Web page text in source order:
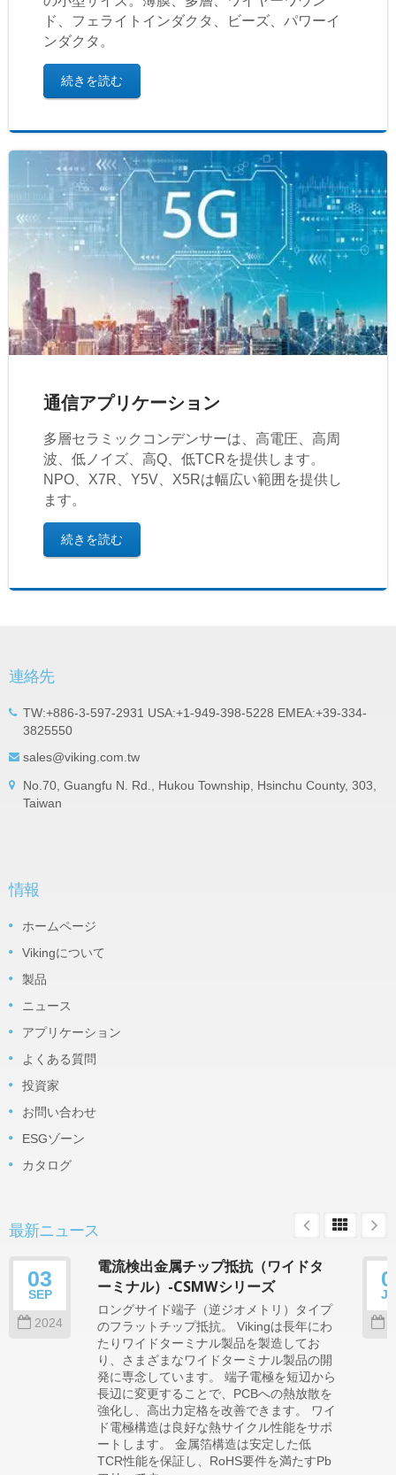
ド、フェライトインダクタ、ビーズ、パワーイ
ンダクタ。
続きを読む
通信アプリケーション
多層セラミックコンデンサーは、高電圧、高周
波、低ノイズ、高Q、低TCRを提供します。
NPO、X7R、Y5V、X5Rは幅広い範囲を提供し
ます。
続きを読む
連絡先
TW:+886-3-597-2931 USA:+1-949-398-5228 EMEA:+39-334-
3825550
sales@viking.com.tw
No.70, Guangfu N. Rd., Hukou Township, Hsinchu County, 303,
Taiwan
情報
ホームページ
Vikingについて
製品
ニュース
アプリケーション
よくある質問
投資家
お問い合わせ
ESGゾーン
カタログ
最新ニュース
03
SEP
2024
電流検出金属チップ抵抗（ワイドタ
ーミナル）-CSMWシリーズ
ロングサイド端子（逆ジオメトリ）タイプ
のフラットチップ抵抗。 Vikingは長年にわ
たりワイドターミナル製品を製造してお
り、さまざまなワイドターミナル製品の開
発に専念しています。 端子電極を短辺から
長辺に変更することで、PCBへの熱放散を
強化し、高出力定格を改善できます。 ワイ
ド電極構造は良好な熱サイクル性能をサポ
ートします。 金属箔構造は安定した低
TCR性能を保証し、RoHS要件を満たすPb